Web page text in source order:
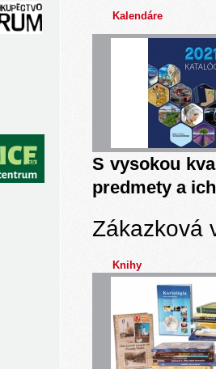
Kalendáre
S vysokou
predmety a
Zákazková
Knihy